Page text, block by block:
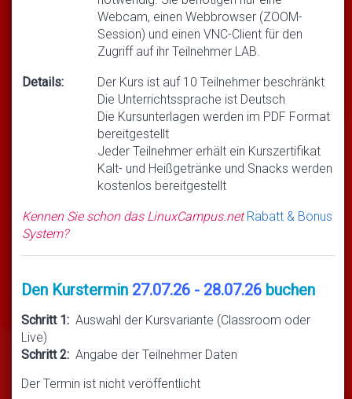
Webcam, einen Webbrowser (ZOOM-
Session) und einen VNC-Client für den
Zugriff auf ihr Teilnehmer LAB.
Details:
Der Kurs ist auf 10 Teilnehmer beschränkt
Die Unterrichtssprache ist Deutsch
Die Kursunterlagen werden im PDF Format
bereitgestellt
Jeder Teilnehmer erhält ein Kurszertifikat
Kalt- und Heißgetränke und Snacks werden
kostenlos bereitgestellt
Kennen Sie schon das LinuxCampus.netRabatt & Bonus
System?
Den Kurstermin 27.07.26 - 28.07.26 buchen
Schritt 1: Auswahl der Kursvariante (Classroom oder
Live)
Schritt 2: Angabe der Teilnehmer Daten
Der Termin ist nicht veröffentlicht